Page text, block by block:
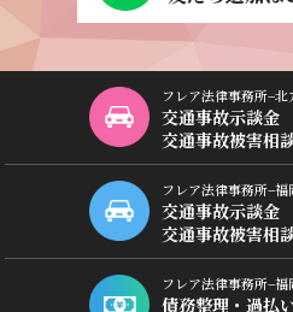
フレア法律事務所−
交通事故示談金
交通事故被害相
フレア法律事務所−福
交通事故示談金
交通事故被害相
フレア法律事務所−福
債務整理・過払